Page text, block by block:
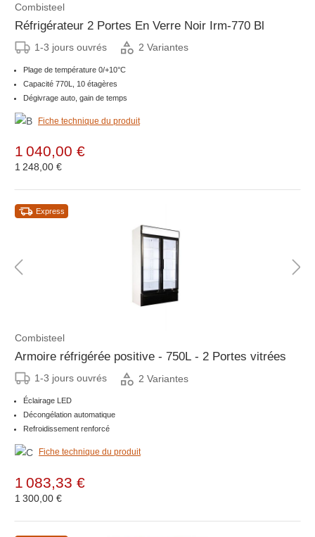
Combisteel
Réfrigérateur 2 Portes En Verre Noir Irm-770 Bl
1-3 jours ouvrés 2 Variantes
Plage de température 0/+10°C
Capacité 770L, 10 étagères
Dégivrage auto, gain de temps
Fiche technique du produit
1 040,00 €
1 248,00 €
Express
Combisteel
Armoire réfrigérée positive - 750L - 2 Portes vitrées
1-3 jours ouvrés 2 Variantes
Éclairage LED
Décongélation automatique
Refroidissement renforcé
Fiche technique du produit
1 083,33 €
1 300,00 €